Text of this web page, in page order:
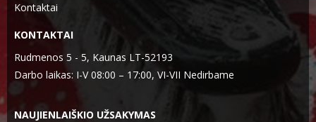
Kontaktai
KONTAKTAI
Rudmenos 5 - 5, Kaunas LT-52193
Darbo laikas: I-V 08:00 – 17:00, VI-VII Nedirbame
NAUJIENLAIŠKIO UŽSAKYMAS